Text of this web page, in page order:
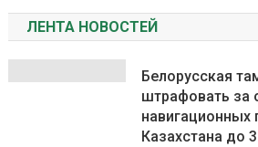
ЛЕНТА НОВОСТЕЙ
Белорусская
штрафовать за
навигационных
Казахстана до